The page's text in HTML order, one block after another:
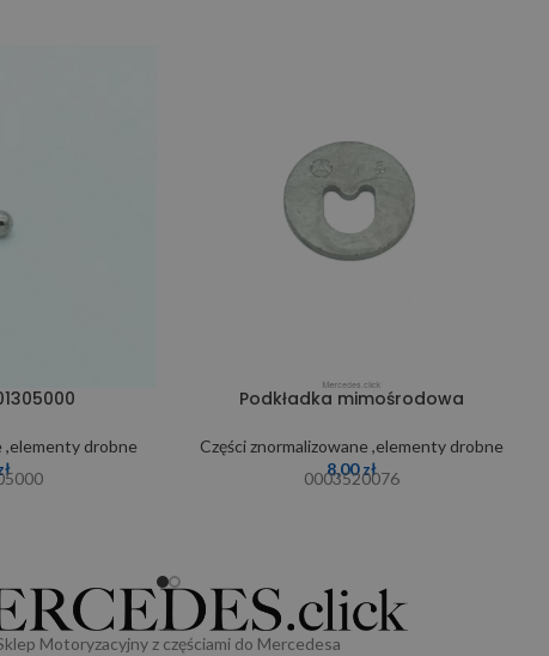
,elementy drobne
Podkładka mimośrodowa
Części znormalizowane ,elementy drobne
8,00zł
0003520076
Motoryzacyjny z częściami do Mercedesa